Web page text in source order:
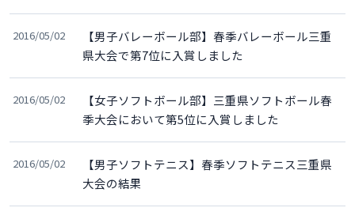
2016/05/02
【男子バレーボール部】春季バレーボール三重
県大会で第7位に入賞しました
2016/05/02
【女子ソフトボール部】三重県ソフトボール春
季大会において第5位に入賞しました
2016/05/02
【男子ソフトテニス】春季ソフトテニス三重県
大会の結果